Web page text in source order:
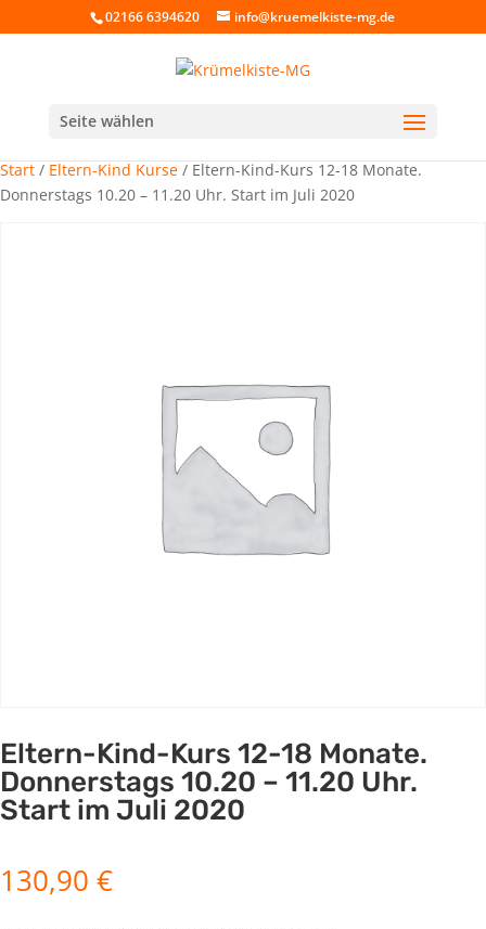
02166 6394620 info@kruemelkiste-mg.de
Seite wählen
Start / Eltern-Kind Kurse / Eltern-Kind-Kurs 12-18 Monate.
Donnerstags 10.20 – 11.20 Uhr. Start im Juli 2020
Eltern-Kind-Kurs 12-18 Monate.
Donnerstags 10.20 – 11.20 Uhr.
Start im Juli 2020
130,90 €